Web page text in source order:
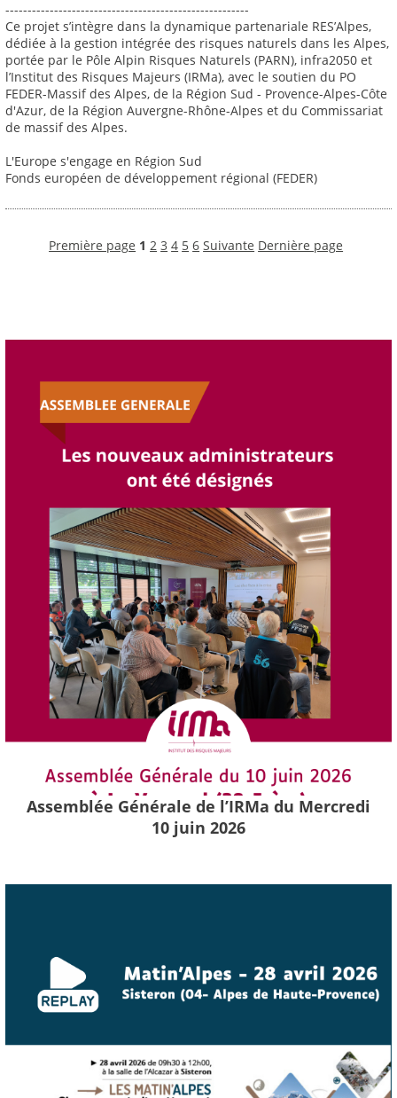
-------------------------------------------------------
Ce projet s’intègre dans la dynamique partenariale RES’Alpes,
dédiée à la gestion intégrée des risques naturels dans les Alpes,
portée par le Pôle Alpin Risques Naturels (PARN), infra2050 et
l’Institut des Risques Majeurs (IRMa), avec le soutien du PO
FEDER-Massif des Alpes, de la Région Sud - Provence-Alpes-Côte
d'Azur, de la Région Auvergne-Rhône-Alpes et du Commissariat
de massif des Alpes.
L'Europe s'engage en Région Sud
Fonds européen de développement régional (FEDER)
Première page 1 2 3 4 5 6 Suivante Dernière page
Assemblée Générale de l’IRMa du Mercredi
10 juin 2026